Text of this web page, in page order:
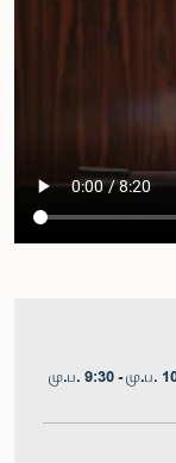
மு.ப. 9:30 - மு.ப.